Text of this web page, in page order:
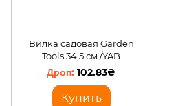
Вилка садовая Garden
Tools 34,5 см /YAB
102.83₴
Купить